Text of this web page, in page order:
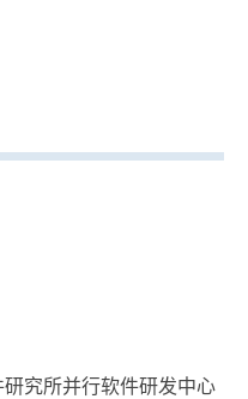
研究所并行软件研发中心